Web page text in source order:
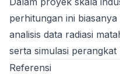
perhitungan ini
analisis data radiasi
serta simulasi
Referensi